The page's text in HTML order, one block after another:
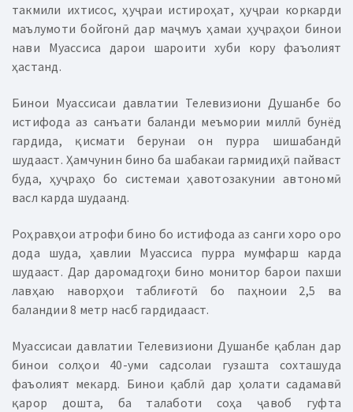
такмили ихтисос, ҳуҷраи истироҳат, ҳуҷраи коркарди
маълумоти бойгонӣ дар маҷмуъ ҳамаи ҳуҷраҳои бинои
нави Муассиса дарои шароити хуби кору фаъолият
ҳастанд.
Бинои Муассисаи давлатии Телевизиони Душанбе бо
истифода аз санъати баланди меъмории миллӣ бунёд
гардида, қисмати берунаи он пурра шишабандӣ
шудааст. Ҳамчунин бино ба шабакаи гармидиҳӣ пайваст
буда, ҳуҷраҳо бо системаи ҳавотозакунии автономӣ
васл карда шудаанд.
Роҳравҳои атрофи бино бо истифода аз санги хоро оро
дода шуда, ҳавлии Муассиса пурра мумфарш карда
шудааст. Дар даромадгоҳи бино монитор барои пахши
лавҳаю наворҳои таблиғотӣ бо паҳноии 2,5 ва
баландии 8 метр насб гардидааст.
Муассисаи давлатии Телевизиони Душанбе қаблан дар
бинои солҳои 40-уми садсолаи гузашта сохташуда
фаъолият мекард. Бинои қаблӣ дар ҳолати садамавӣ
қарор дошта, ба талаботи соҳа ҷавоб гуфта